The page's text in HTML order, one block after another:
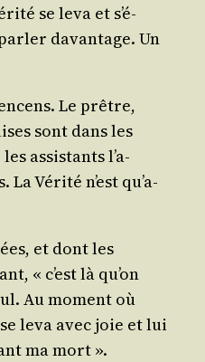
se leva et s’é­
davan­tage. Un
Le prêtre,
sont dans les
assis­tants l’a­
Véri­té n’est qu’a­
et dont les
« c’est là qu’on
Au moment où
leva avec joie et lui
ma mort ».